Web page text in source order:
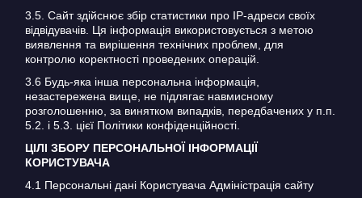
3.5. Сайт здійснює збір статистики про IP-адреси своїх
відвідувачів. Ця інформація використовується з метою
виявлення та вирішення технічних проблем, для
контролю коректності проведених операцій.
3.6 Будь-яка інша персональна інформація,
незастережена вище, не підлягає навмисному
розголошенню, за винятком випадків, передбачених у п.п.
5.2. і 5.3. цієї Політики конфіденційності.
ЦІЛІ ЗБОРУ ПЕРСОНАЛЬНОЇ ІНФОРМАЦІЇ
КОРИСТУВАЧА
4.1 Персональні дані Користувача Адміністрація сайту